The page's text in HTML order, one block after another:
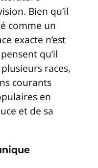
Bien qu’il
comme un
exacte n’est
qu’il
plusieurs races,
courants
en
et de sa